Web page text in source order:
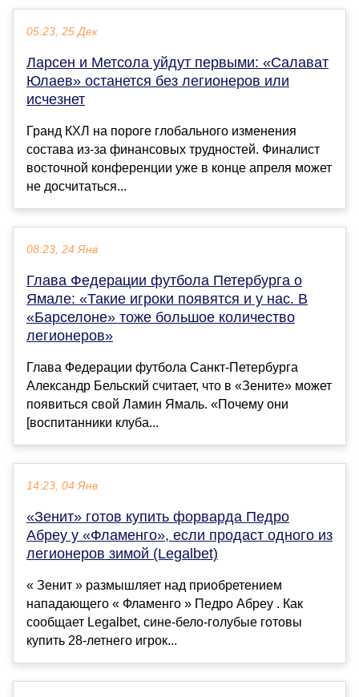
05:23, 25 Дек
Ларсен и Метсола уйдут первыми: «Салават
Юлаев» останется без легионеров или
исчезнет
Гранд КХЛ на пороге глобального изменения
состава из-за финансовых трудностей. Финалист
восточной конференции уже в конце апреля может
не досчитаться...
08:23, 24 Янв
Глава Федерации футбола Петербурга о
Ямале: «Такие игроки появятся и у нас. В
«Барселоне» тоже большое количество
легионеров»
Глава Федерации футбола Санкт-Петербурга
Александр Бельский считает, что в «Зените» может
появиться свой Ламин Ямаль. «Почему они
[воспитанники клуба...
14:23, 04 Янв
«Зенит» готов купить форварда Педро
Абреу у «Фламенго», если продаст одного из
легионеров зимой (Legalbet)
« Зенит » размышляет над приобретением
нападающего « Фламенго » Педро Абреу . Как
сообщает Legalbet, сине-бело-голубые готовы
купить 28-летнего игрок...